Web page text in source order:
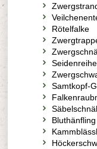
Rötelfalke
Samtkopf-
Bluthänfling